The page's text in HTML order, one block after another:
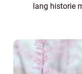
lang historie
faciliteter